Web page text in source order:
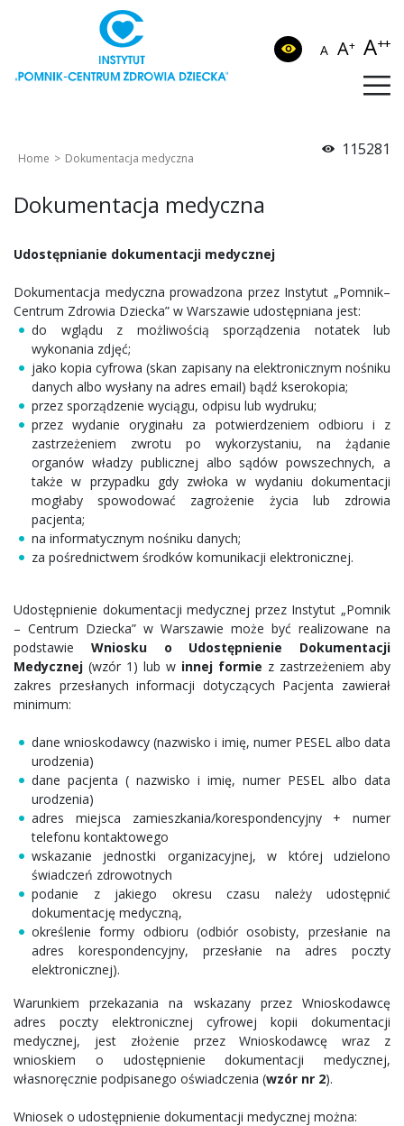
A A+ A++
Home Dokumentacja medyczna 115281
Dokumentacja medyczna
Udostępnianie dokumentacji medycznej
Dokumentacja medyczna prowadzona przez Instytut „Pomnik–
Centrum Zdrowia Dziecka” w Warszawie udostępniana jest:
do wglądu z możliwością sporządzenia notatek lub
wykonania zdjęć;
jako kopia cyfrowa (skan zapisany na elektronicznym nośniku
danych albo wysłany na adres email) bądź kserokopia;
przez sporządzenie wyciągu, odpisu lub wydruku;
przez wydanie oryginału za potwierdzeniem odbioru i z
zastrzeżeniem zwrotu po wykorzystaniu, na żądanie
organów władzy publicznej albo sądów powszechnych, a
także w przypadku gdy zwłoka w wydaniu dokumentacji
mogłaby spowodować zagrożenie życia lub zdrowia
pacjenta;
na informatycznym nośniku danych;
za pośrednictwem środków komunikacji elektronicznej.
Udostępnienie dokumentacji medycznej przez Instytut „Pomnik
– Centrum Dziecka” w Warszawie może być realizowane na
podstawie Wniosku o Udostępnienie Dokumentacji
Medycznej (wzór 1) lub w innej formie z zastrzeżeniem aby
zakres przesłanych informacji dotyczących Pacjenta zawierał
minimum:
dane wnioskodawcy (nazwisko i imię, numer PESEL albo data
urodzenia)
dane pacjenta ( nazwisko i imię, numer PESEL albo data
urodzenia)
adres miejsca zamieszkania/korespondencyjny + numer
telefonu kontaktowego
wskazanie jednostki organizacyjnej, w której udzielono
świadczeń zdrowotnych
podanie z jakiego okresu czasu należy udostępnić
dokumentację medyczną,
określenie formy odbioru (odbiór osobisty, przesłanie na
adres korespondencyjny, przesłanie na adres poczty
elektronicznej).
Warunkiem przekazania na wskazany przez Wnioskodawcę
adres poczty elektronicznej cyfrowej kopii dokumentacji
medycznej, jest złożenie przez Wnioskodawcę wraz z
wnioskiem o udostępnienie dokumentacji medycznej,
własnoręcznie podpisanego oświadczenia (wzór nr 2).
Wniosek o udostępnienie dokumentacji medycznej można: